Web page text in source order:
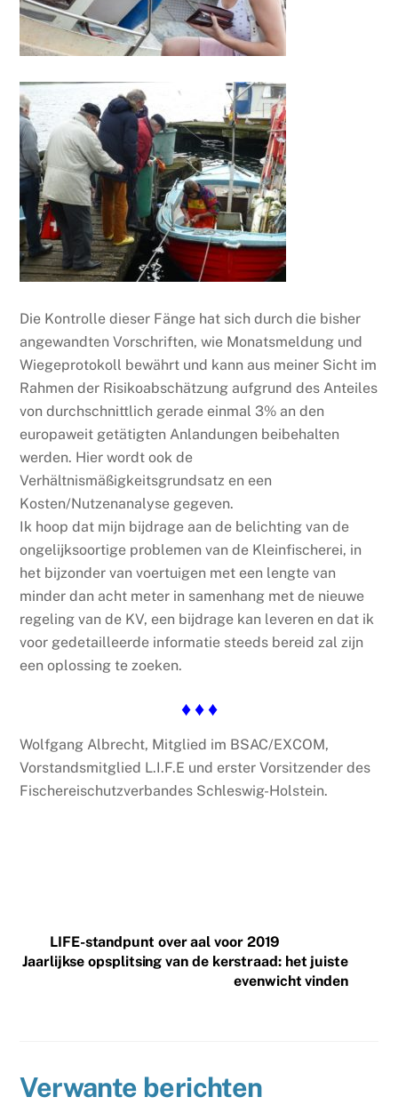
Die Kontrolle dieser Fänge hat sich durch die bisher
angewandten Vorschriften, wie Monatsmeldung und
Wiegeprotokoll bewährt und kann aus meiner Sicht im
Rahmen der Risikoabschätzung aufgrund des Anteiles
von durchschnittlich gerade einmal 3% an den
europaweit getätigten Anlandungen beibehalten
werden. Hier wordt ook de
Verhältnismäßigkeitsgrundsatz en een
Kosten/Nutzenanalyse gegeven.
Ik hoop dat mijn bijdrage aan de belichting van de
ongelijksoortige problemen van de Kleinfischerei, in
het bijzonder van voertuigen met een lengte van
minder dan acht meter in samenhang met de nieuwe
regeling van de KV, een bijdrage kan leveren en dat ik
voor gedetailleerde informatie steeds bereid zal zijn
een oplossing te zoeken.
♦ ♦ ♦
Wolfgang Albrecht, Mitglied im BSAC/EXCOM,
Vorstandsmitglied L.I.F.E und erster Vorsitzender des
Fischereischutzverbandes Schleswig-Holstein.
LIFE-standpunt over aal voor 2019
Jaarlijkse opsplitsing van de kerstraad: het juiste
evenwicht vinden
Verwante berichten